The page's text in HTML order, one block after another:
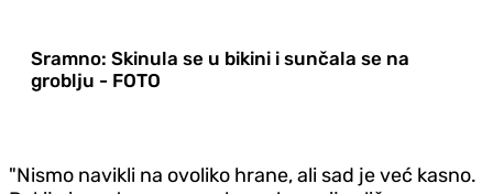
Sramno: Skinula se u bikini i sunčala se na
groblju - FOTO
"Nismo navikli na ovoliko hrane, ali sad je već kasno.